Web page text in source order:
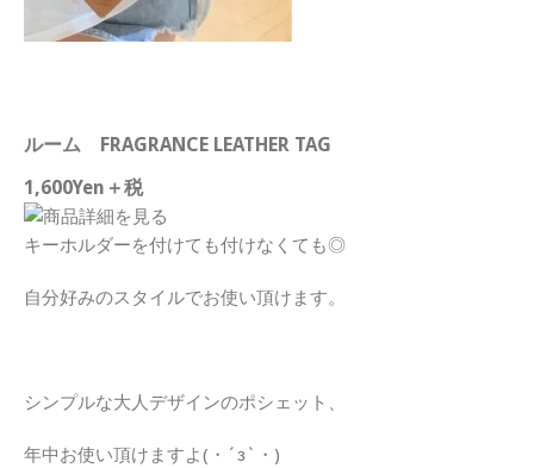
ルーム FRAGRANCE LEATHER TAG
1,600Yen＋税
キーホルダーを付けても付けなくても◎
自分好みのスタイルでお使い頂けます。
シンプルな大人デザインのポシェット、
年中お使い頂けますよ(・´з`・)